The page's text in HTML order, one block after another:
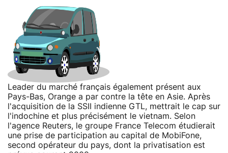
Leader du marché français également présent aux
Pays-Bas, Orange a par contre la tête en Asie. Après
l'acquisition de la SSII indienne GTL, mettrait le cap sur
l'indochine et plus précisément le vietnam. Selon
l'agence Reuters, le groupe France Telecom étudierait
une prise de participation au capital de MobiFone,
second opérateur du pays, dont la privatisation est